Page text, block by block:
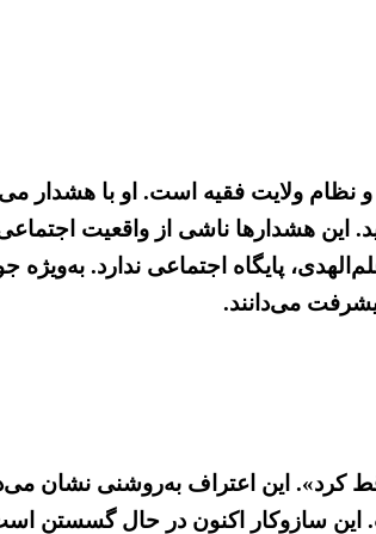
نظام ولایت فقیه است. او با هشدار
این هشدارها ناشی از واقعیت
مورد ادعای آخوند علم‌الهدی، پایگاه
می‌دانند.
این اعتراف به‌روشنی نشان
این سازو‌کار اکنون در حال گسستن